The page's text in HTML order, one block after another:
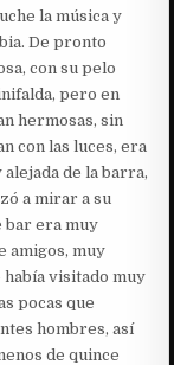
la música y
De pronto
con su pelo
pero en
hermosas, sin
con las luces, era
alejada de la barra,
a mirar a su
bar era muy
amigos, muy
había visitado muy
pocas que
hombres, así
de quince